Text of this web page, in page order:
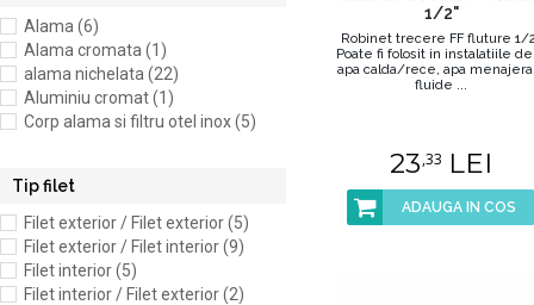
Alama (6)
Alama cromata (1)
alama nichelata (22)
Aluminiu cromat (1)
Corp alama si filtru otel inox (5)
Tip filet
Filet exterior / Filet exterior (5)
Filet exterior / Filet interior (9)
Filet interior (5)
Filet interior / Filet exterior (2)
1/2"
Robinet trecere FF fluture 1/
Poate fi folosit in instalatiile
apa calda/rece, apa
fluide ...
23,33 LEI
ADAUGA IN COS